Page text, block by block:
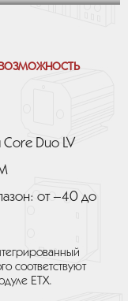
Duo LV
от –40 до
соответствуют
ETX.